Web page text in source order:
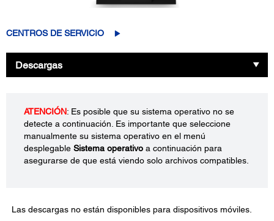
CENTROS DE SERVICIO
Descargas
ATENCIÓN: Es posible que su sistema operativo no se
detecte a continuación. Es importante que seleccione
manualmente su sistema operativo en el menú
desplegable Sistema operativo a continuación para
asegurarse de que está viendo solo archivos compatibles.
Las descargas no están disponibles para dispositivos móviles.